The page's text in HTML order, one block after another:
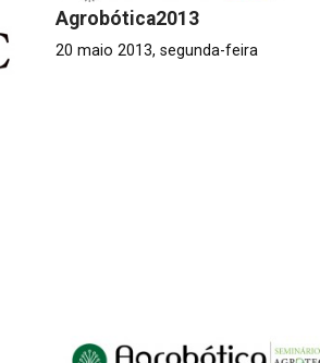
Agrobótica2013
20 maio 2013, segunda-feira